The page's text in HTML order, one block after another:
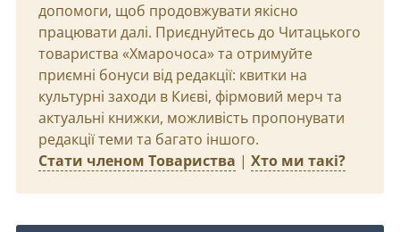
допомоги, щоб продовжувати якісно
працювати далі. Приєднуйтесь до Читацького
товариства «Хмарочоса» та отримуйте
приємні бонуси від редакції: квитки на
культурні заходи в Києві, фірмовий мерч та
актуальні книжки, можливість пропонувати
редакції теми та багато іншого.
Стати членом Товариства | Хто ми такі?